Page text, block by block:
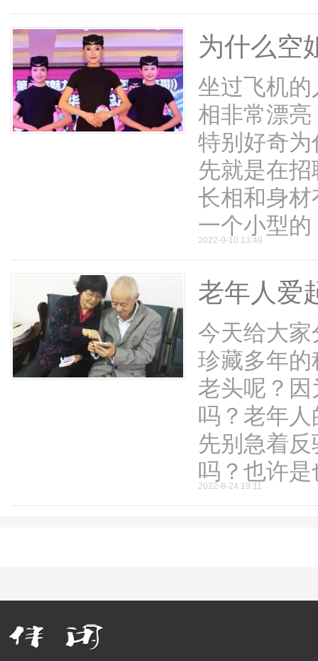
为什么空
坐过飞机
相非常漂
特别好奇
先就是在
长相和身
一个小型的
2022-9-10 13:49
老年人爱
今天给大
珍藏多年
老头呢？
吗？老年
先别急着
吗？也许是
2022-8-24 19:11